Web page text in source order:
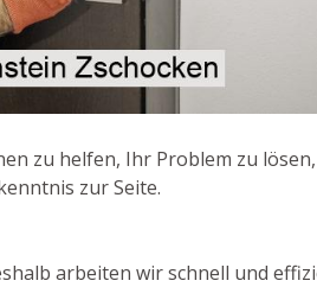
zu helfen, Ihr Problem zu
zur Seite.
arbeiten wir schnell und